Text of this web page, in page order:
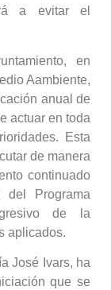
a evitar el
en
Aambiente,
anual de
actuar en toda
Esta
de manera
continuado
Programa
de la
aplicados.
José Ivars, ha
que se